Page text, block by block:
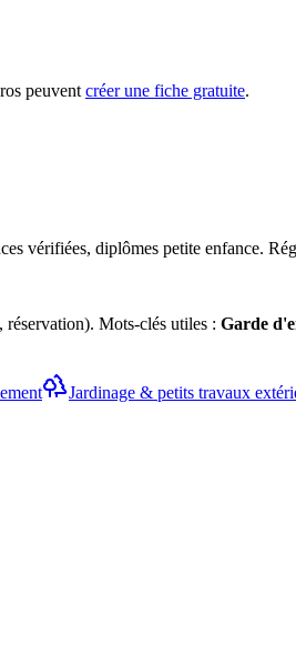
peuvent créer une fiche gratuite.
vérifiées, diplômes petite enfance.
réservation). Mots-clés utiles : Garde
Jardinage & petits travaux